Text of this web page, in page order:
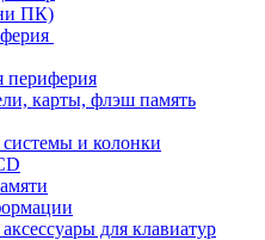
ПК)
периферия
карты, флэш память
и колонки
для клавиатур